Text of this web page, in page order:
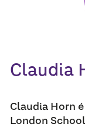
Claudia
Claudia Horn
London